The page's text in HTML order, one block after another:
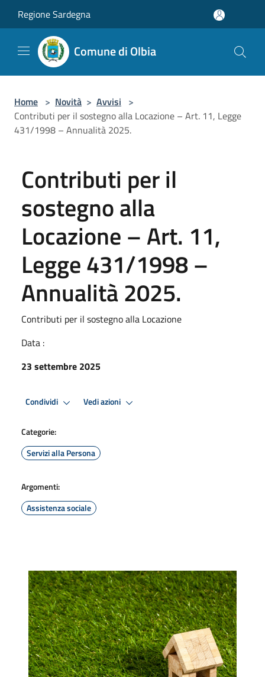
Regione Sardegna
Comune di Olbia
Home > Novità > Avvisi >
Contributi per il sostegno alla Locazione – Art. 11, Legge
431/1998 – Annualità 2025.
Contributi per il
sostegno alla
Locazione – Art. 11,
Legge 431/1998 –
Annualità 2025.
Contributi per il sostegno alla Locazione
Data :
23 settembre 2025
Condividi Vedi azioni
Categorie:
Servizi alla Persona
Argomenti:
Assistenza sociale